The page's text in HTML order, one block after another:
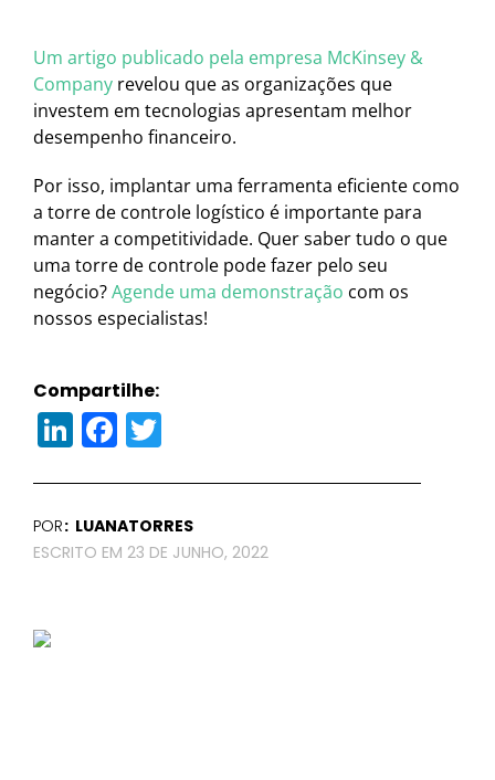
Um artigo publicado pela empresa McKinsey &
Company revelou que as organizações que
investem em tecnologias apresentam melhor
desempenho financeiro.
Por isso, implantar uma ferramenta eficiente como
a torre de controle logístico é importante para
manter a competitividade. Quer saber tudo o que
uma torre de controle pode fazer pelo seu
negócio?Agende uma demonstração com os
nossos especialistas!
LinkedIn
Facebook
Compartilhe:
POR LUANATORRES
23 DE JUNHO, 2022